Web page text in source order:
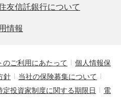
友信託銀行について
情報
のご利用にあたって
個人情報保
針
当社の保険募集について
定投資家制度に関する期限日
電